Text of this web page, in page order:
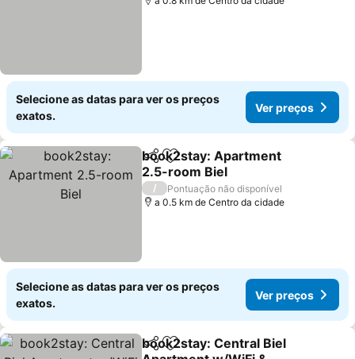
Selecione as datas para ver os preços
exatos.
Ver preços
PartilharAdicionar aos favoritos
book2stay: Apartment
2.5-room Biel
/
Pontuação não disponível
a 0.5 km de Centro da cidade
Selecione as datas para ver os preços
exatos.
Ver preços
PartilharAdicionar aos favoritos
book2stay: Central Biel